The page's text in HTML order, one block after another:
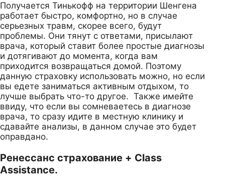
Получается Тинькофф на территории Шенгена
работает быстро, комфортно, но в случае
серьезных травм, скорее всего, будут
проблемы. Они тянут с ответами, присылают
врача, который ставит более простые диагнозы
и дотягивают до момента, когда вам
приходится возвращаться домой. Поэтому
данную страховку использовать можно, но если
вы едете заниматься активным отдыхом, то
лучше выбрать что-то другое. Также имейте
ввиду, что если вы сомневаетесь в диагнозе
врача, то сразу идите в местную клинику и
сдавайте анализы, в данном случае это будет
оправдано.
Ренессанс страхование + Class
Assistance.